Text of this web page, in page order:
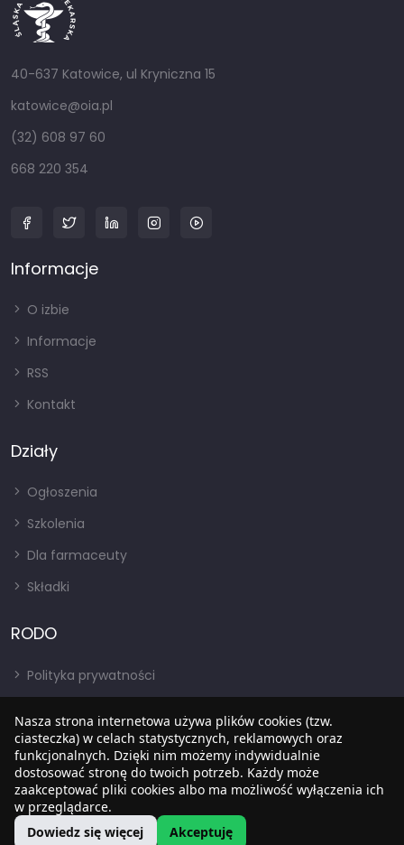
40-637 Katowice, ul Kryniczna 15
katowice@oia.pl
(32) 608 97 60
668 220 354
Informacje
O izbie
Informacje
RSS
Kontakt
Działy
Ogłoszenia
Szkolenia
Dla farmaceuty
Składki
RODO
Polityka prywatności
RODO
BIP
Copyright © 2022 SIA. Wszystkie prawa zastrzezone.
Nasza strona internetowa używa plików cookies (tzw.
ciasteczka) w celach statystycznych, reklamowych oraz
funkcjonalnych. Dzięki nim możemy indywidualnie
dostosować stronę do twoich potrzeb. Każdy może
zaakceptować pliki cookies albo ma możliwość wyłączenia ich
w przeglądarce.
Dowiedz się więcej
Akceptuję